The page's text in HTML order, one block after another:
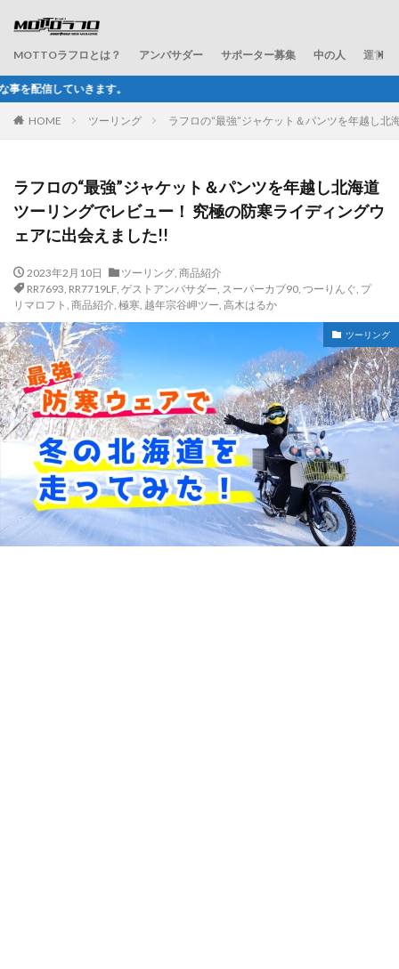
MOTTOラフロとは？ アンバサダー サポーター募集 中の人 運営会
HOME ツーリング ラフロの“最強”ジャケット＆パンツを年越し
ラフロの“最強”ジャケット＆パンツを年越し北海道
ツーリングでレビュー！ 究極の防寒ライディングウ
ェアに出会えました!!
2023年2月10日 ツーリング, 商品紹介
RR7693, RR7719LF, ゲストアンバサダー, スーパーカブ90, つーりんぐ, プ
リマロフト , 商品紹介, 極寒, 越年宗谷岬ツー, 高木はるか
ツーリング